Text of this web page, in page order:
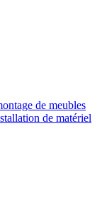
de meubles
de matériel